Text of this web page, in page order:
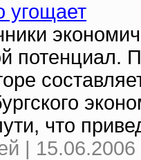
угощает
потенциал.
что
| 15.06.2006